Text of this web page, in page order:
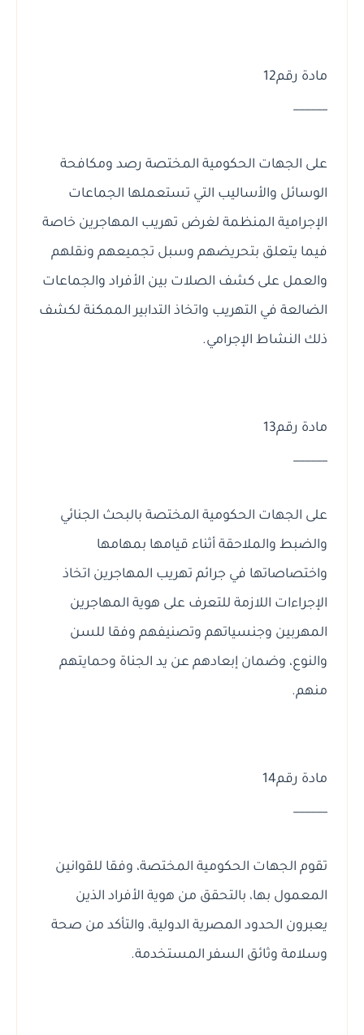
مادة رقم12
______
على الجهات الحكومية المختصة رصد ومكافحة
الوسائل والأساليب التي تستعملها الجماعات
الإجرامية المنظمة لغرض تهريب المهاجرين خاصة
فيما يتعلق بتحريضهم وسبل تجميعهم ونقلهم
والعمل على كشف الصلات بين الأفراد والجماعات
الضالعة في التهريب واتخاذ التدابير الممكنة لكشف
ذلك النشاط الإجرامي.
مادة رقم13
______
على الجهات الحكومية المختصة بالبحث الجنائي
والضبط والملاحقة أثناء قيامها بمهامها
واختصاصاتها في جرائم تهريب المهاجرين اتخاذ
الإجراءات اللازمة للتعرف على هوية المهاجرين
المهربين وجنسياتهم وتصنيفهم وفقا للسن
والنوع، وضمان إبعادهم عن يد الجناة وحمايتهم
منهم.
مادة رقم14
______
تقوم الجهات الحكومية المختصة، وفقا للقوانين
المعمول بها، بالتحقق من هوية الأفراد الذين
يعبرون الحدود المصرية الدولية، والتأكد من صحة
وسلامة وثائق السفر المستخدمة.